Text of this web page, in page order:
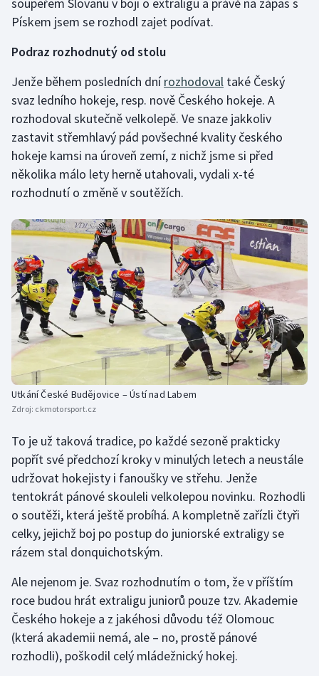
Pískem jsem se rozhodl zajet podívat.
Podraz rozhodnutý od stolu
Jenže během posledních dnírozhodoval také Český
svaz ledního hokeje, resp. nově Českého hokeje. A
rozhodoval skutečně velkolepě. Ve snaze jakkoliv
zastavit střemhlavý pád povšechné kvality českého
hokeje kamsi na úroveň zemí, z nichž jsme si před
několika málo lety herně utahovali, vydali x-té
rozhodnutí o změně v soutěžích.
Utkání České Budějovice – Ústí nad Labem
Zdroj: ckmotorsport.cz
To je už taková tradice, po každé sezoně prakticky
popřít své předchozí kroky v minulých letech a neustále
udržovat hokejisty i fanoušky ve střehu. Jenže
tentokrát pánové skouleli velkolepou novinku. Rozhodli
o soutěži, která ještě probíhá. A kompletně zařízli čtyři
celky, jejichž boj po postup do juniorské extraligy se
rázem stal donquichotským.
Ale nejenom je. Svaz rozhodnutím o tom, že v příštím
roce budou hrát extraligu juniorů pouze tzv. Akademie
Českého hokeje a z jakéhosi důvodu též Olomouc
(která akademii nemá, ale – no, prostě pánové
rozhodli), poškodil celý mládežnický hokej.